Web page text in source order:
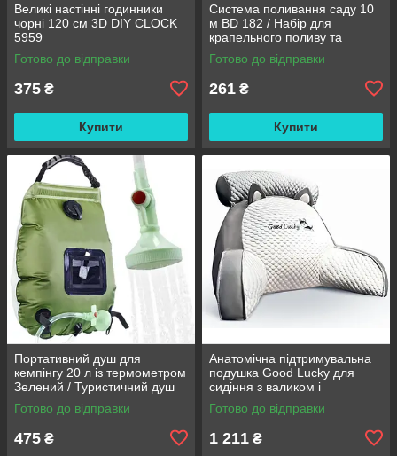
Великі настінні годинники
чорні 120 см 3D DIY CLOCK
5959
Готово до відправки
375 ₴
Купити
Система поливання саду 10
м BD 182 / Набір для
крапельного поливу та
охолодження / Комплект для
поливання
Готово до відправки
261 ₴
Купити
Портативний душ для
кемпінгу 20 л із термометром
Зелений / Туристичний душ
переносний з лійкою /
Польовий душ сумка
Готово до відправки
475 ₴
Анатомічна підтримувальна
подушка Good Lucky для
сидіння з валиком і
підлокітниками
Готово до відправки
1 211 ₴